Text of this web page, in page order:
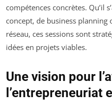
compétences concrètes. Qu’il
concept, de business planning
réseau, ces sessions sont
idées en projets viables.
Une vision pour
l’entrepreneuriat